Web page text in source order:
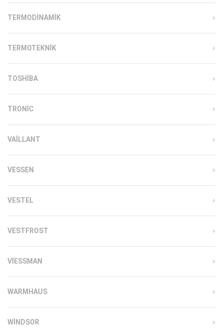
TERMODINAMIK
TERMOTEKNIK
TOSHIBA
TRONIC
VAILLANT
VESSEN
VESTEL
VESTFROST
VIESSMAN
WARMHAUS
WINDSOR